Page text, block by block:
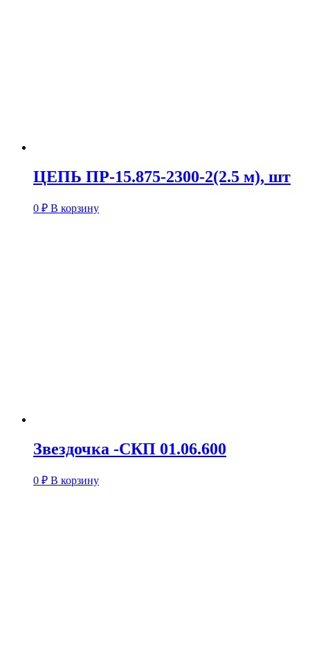
ЦЕПЬ ПР-15.875-2300-2(2.5 м), шт
0 ₽ В корзину
Звездочка -СКП 01.06.600
0 ₽ В корзину